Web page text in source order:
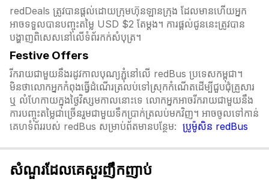
redDeals ត្រូវបានផ្តល់ដោយក្រុមហ៊ុនឡានក្រុង ដែលមានហើយអ្នក
អាចទទួលបានបញ្ចុះតម្លៃ USD $2 តែម្ដង។ ការផ្តល់ជូននេះត្រូវបាន
បង្ហាញពិសេសនៅលើទំព័រកក់សំបុត្រ។​​
Festive Offers
រីករាយជាមួយនឹងរដូវកាលបុណ្យភ្ជុំ​នៅលើ redBus ប្រទេសកម្ពុជា។
មិនថាលោកអ្នកកំពុងធ្វើដំណើរត្រលប់ទៅស្រុកកំណើតដើម្បីជួបជុំគ្រួសារ
ឬ លំហែកាយក្នុងថ្ងៃវិស្សមកាលនោះទេ លោកអ្នកអាចរីករាយជាមួយនឹង
ការបញ្ចុះតម្លៃជាច្រើនរួមជាមួយទឹកប្រាក់ត្រលប់មកវិញ។ អាចចូលទៅកាន់
គេហទំព័ររបស់ redBus សម្រាប់ព័តមានបន្ថែម: ប្រូម៉ូសិន redBus
សំណួរដែលគេសួរញឹកញាប់